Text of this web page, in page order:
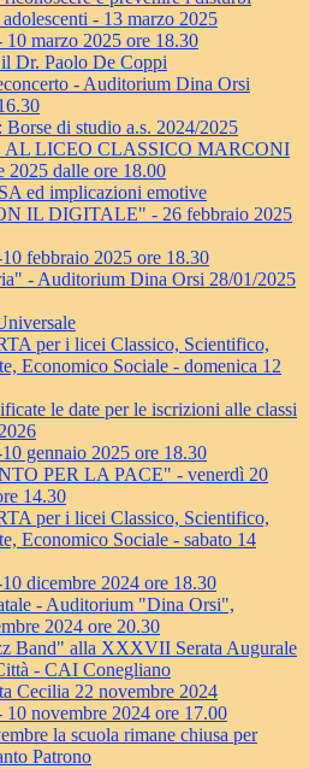
- 13 marzo 2025
marzo 2025 ore 18.30
Dr. Paolo De Coppi
- Auditorium Dina Orsi
Borse di studio a.s. 2024/2025
LICEO CLASSICO MARCONI
2025 dalle ore 18.00
ed implicazioni emotive
IL DIGITALE" - 26 febbraio 2025
febbraio 2025 ore 18.30
- Auditorium Dina Orsi 28/01/2025
per i licei Classico, Scientifico,
Economico Sociale - domenica 12
le date per le iscrizioni alle classi
gennaio 2025 ore 18.30
PER LA PACE" - venerdì 20
14.30
per i licei Classico, Scientifico,
Economico Sociale - sabato 14
dicembre 2024 ore 18.30
- Auditorium "Dina Orsi",
2024 ore 20.30
Band" alla XXXVII Serata Augurale
- CAI Conegliano
Cecilia 22 novembre 2024
novembre 2024 ore 17.00
la scuola rimane chiusa per
Patrono